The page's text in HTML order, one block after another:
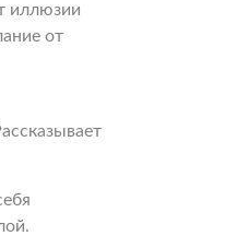
иллюзии
от